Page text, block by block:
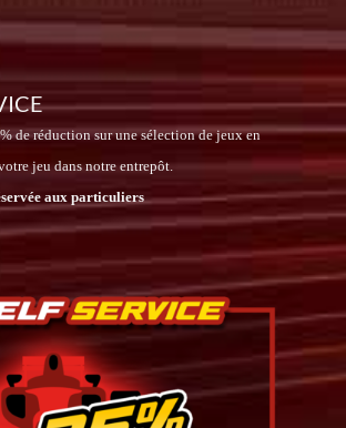
de réduction sur une sélection de jeux en
jeu dans notre entrepôt.
aux particuliers